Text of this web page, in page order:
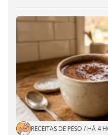
RECEITAS DE PESO / HÁ 4